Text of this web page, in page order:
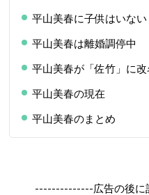
平山美春に子供はいない
平山美春は離婚調停中
平山美春が「佐竹」に
平山美春の現在
平山美春のまとめ
--------------広告の後